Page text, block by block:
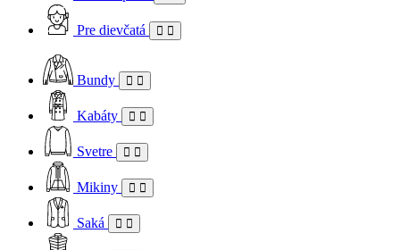
Pre dievčatá
Bundy
Kabáty
Svetre
Mikiny
Saká